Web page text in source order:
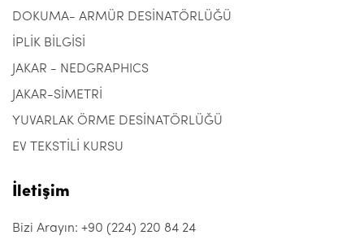
DOKUMA- ARMÜR DESİNATÖRLÜĞÜ
İPLİK BİLGİSİ
JAKAR - NEDGRAPHICS
JAKAR-SİMETRİ
YUVARLAK ÖRME DESİNATÖRLÜĞÜ
EV TEKSTİLİ KURSU
İletişim
Bizi Arayın: +90 (224) 220 84 24